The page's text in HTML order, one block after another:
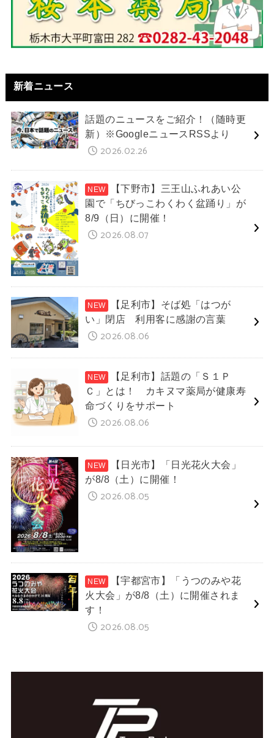
新着ニュース
話題のニュースをご紹介！（随時更
新）※GoogleニュースRSSより
2026.02.26
【下野市】三王山ふれあい公
園で「ちびっこわくわく盆踊り」が
8/9（日）に開催！
2026.08.07
【足利市】そば処「はつが
い」閉店 利用客に感謝の言葉
2026.08.06
【足利市】話題の「Ｓ１Ｐ
Ｃ」とは！ カキヌマ薬局が健康寿
命づくりをサポート
2026.08.06
【日光市】「日光花火大会」
が8/8（土）に開催！
2026.08.05
【宇都宮市】「うつのみや花
火大会」が8/8（土）に開催されま
す！
2026.08.05